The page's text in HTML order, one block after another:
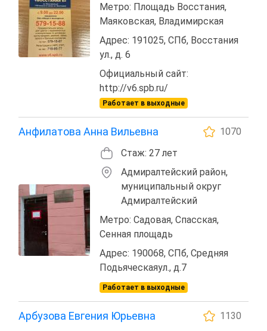
Метро: Площадь Восстания,
Маяковская, Владимирская
Адрес: 191025, СПб, Восстания
ул., д. 6
Официальный сайт:
http://v6.spb.ru/
Работает в выходные
Анфилатова Анна Вильевна
1070
Стаж: 27 лет
Адмиралтейский район,
муниципальный округ
Адмиралтейский
Метро: Садовая, Спасская,
Сенная площадь
Адрес: 190068, СПб, Средняя
Подьяческаяул., д.7
Работает в выходные
Арбузова Евгения Юрьевна
1130